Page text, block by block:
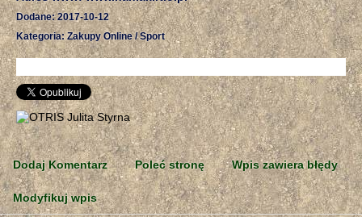
Dodane: 2017-10-12
Kategoria: Zakupy Online / Sport
Dodaj Komentarz Poleć stronę Wpis zawiera błędy
Modyfikuj wpis